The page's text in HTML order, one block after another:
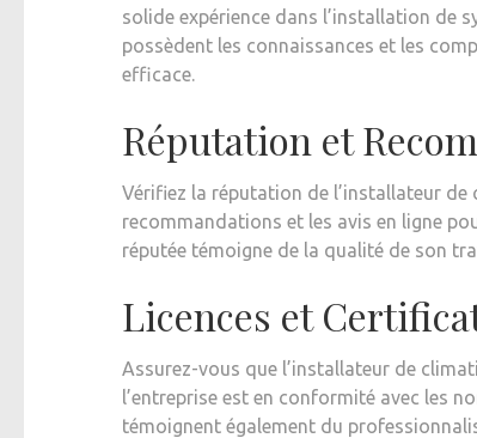
solide expérience dans l’installation de
possèdent les connaissances et les
efficace.
Réputation et
Vérifiez la réputation de l’installateur
recommandations et les avis en ligne
réputée témoigne de la qualité de son
Licences et
Assurez-vous que l’installateur de
l’entreprise est en conformité avec les
témoignent également du